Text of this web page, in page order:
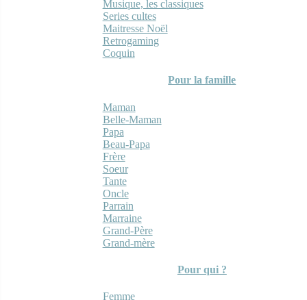
Musique, les classiques
Series cultes
Maitresse Noël
Retrogaming
Coquin
Pour la famille
Maman
Belle-Maman
Papa
Beau-Papa
Frère
Soeur
Tante
Oncle
Parrain
Marraine
Grand-Père
Grand-mère
Pour qui ?
Femme